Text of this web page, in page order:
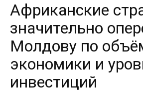
Африканские
значительно
Молдову по
экономики и
инвестиций